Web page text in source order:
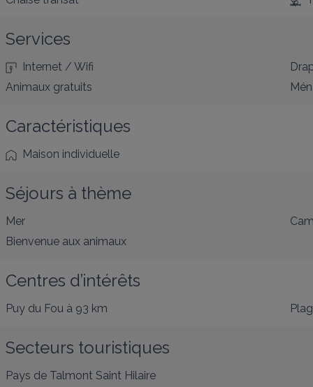
Services
Internet / Wifi
Animaux gratuits
Caractéristiques
Maison individuelle
Séjours à thème
Mer
Bienvenue aux animaux
Centres d’intérêts
Puy du Fou à 93 km
Secteurs touristiques
Pays de Talmont Saint Hilaire